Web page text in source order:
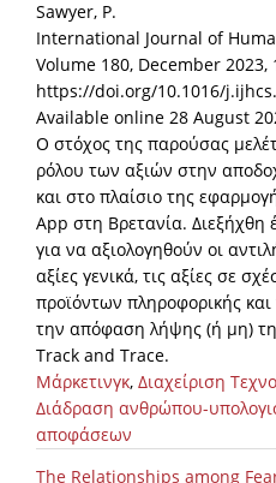
Sawyer, P.
International Journal of
Volume 180, December 2023,
https://doi.org/10.1016/
Available online 28 August
Ο στόχος της παρούσας
ρόλου των αξιών στην
και στο πλαίσιο της
App στη Βρετανία.
για να αξιολογηθούν οι
αξίες γενικά, τις αξίες σε
προϊόντων πληροφορικής
την απόφαση λήψης (ή μη)
Track and Trace.
Μάρκετινγκ, Διαχείριση
Διάδραση ανθρώπου-
αποφάσεων
The Relationships among